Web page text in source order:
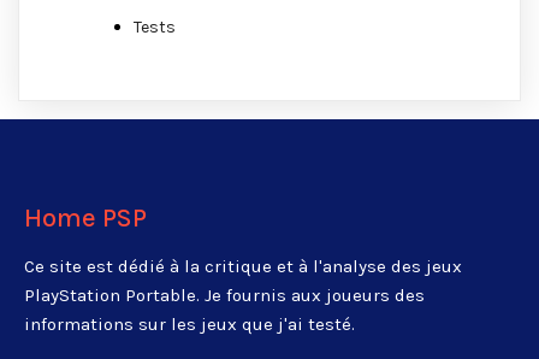
Tests
Home PSP
Ce site est dédié à la critique et à l'analyse des jeux
PlayStation Portable. Je fournis aux joueurs des
informations sur les jeux que j'ai testé.